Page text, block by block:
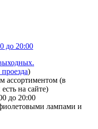
до 20:00
)
ассортиментом (в
на сайте)
до 20:00
лампами и